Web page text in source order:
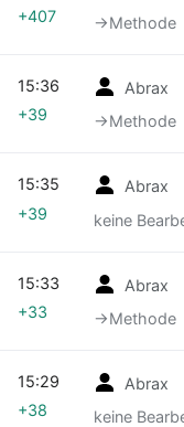
→‎Methode
+407
Abrax
→‎Methode
15:36
+39
Abrax
keine
15:35
+39
Abrax
→‎Methode
15:33
+33
Abrax
keine
15:29
+38